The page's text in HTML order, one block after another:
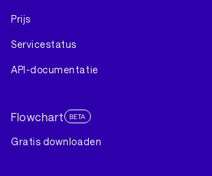
Prijs
Servicestatus
API-documentatie
Flowchart BETA
Gratis downloaden